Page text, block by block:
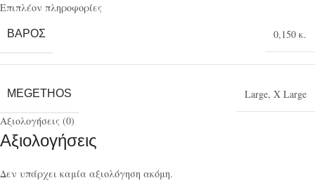
Επιπλέον πληροφορίες
ΒΆΡΟΣ 0,150 κ.
MEGETHOS Large, X Large
Αξιολογήσεις (0)
Αξιολογήσεις
Δεν υπάρχει καμία αξιολόγηση ακόμη.